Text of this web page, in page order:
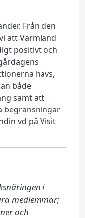
Från den
att Värmland
positivt och
hävs,
både
samt att
begränsningar
vd på Visit
i
medlemmar;
och